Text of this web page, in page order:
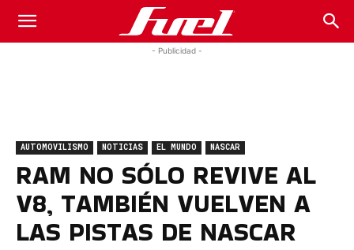
Fuel
Magazine
- Publicidad -
AUTOMOVILISMO NOTICIAS EL MUNDO NASCAR
RAM NO SÓLO REVIVE AL
V8, TAMBIÉN VUELVEN A
LAS PISTAS DE NASCAR